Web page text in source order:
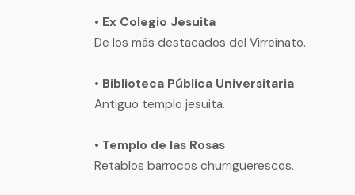
• Ex Colegio Jesuita
De los más destacados del Virreinato.
• Biblioteca Pública Universitaria
Antiguo templo jesuita.
• Templo de las Rosas
Retablos barrocos churriguerescos.